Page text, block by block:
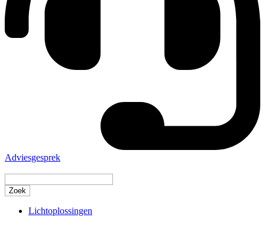
Adviesgesprek
Lichtoplossingen